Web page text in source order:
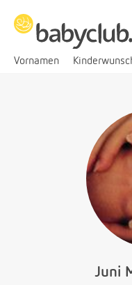
Vornamen
Juni